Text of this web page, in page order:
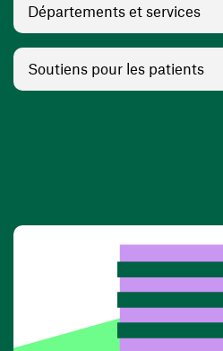
Départements et services
Soutiens pour les patients